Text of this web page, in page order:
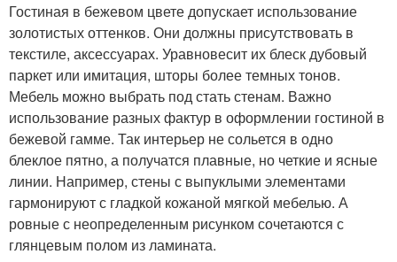
Гостиная в бежевом цвете допускает использование
золотистых оттенков. Они должны присутствовать в
текстиле, аксессуарах. Уравновесит их блеск дубовый
паркет или имитация, шторы более темных тонов.
Мебель можно выбрать под стать стенам. Важно
использование разных фактур в оформлении гостиной в
бежевой гамме. Так интерьер не сольется в одно
блеклое пятно, а получатся плавные, но четкие и ясные
линии. Например, стены с выпуклыми элементами
гармонируют с гладкой кожаной мягкой мебелью. А
ровные с неопределенным рисунком сочетаются с
глянцевым полом из ламината.